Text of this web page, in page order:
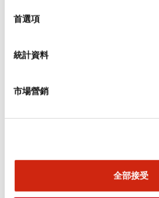
首選項
統計資料
市場營銷
全部接受
功能規格
機械規格
型錄和宣傳手冊 CAD檔 認證與標準